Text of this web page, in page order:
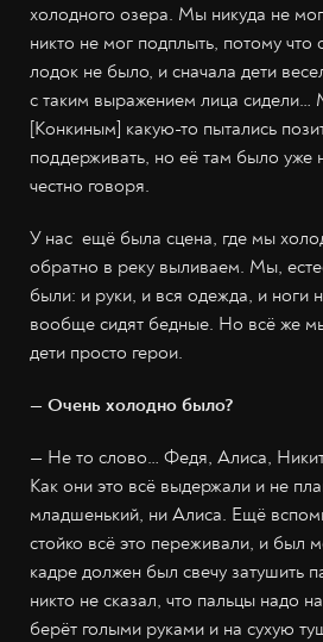
холодного озера. Мы никуда не
никто не мог подплыть, потому
лодок не было, и сначала дети
с таким выражением лица
[Конкиным] какую-то пытались
поддерживать, но её там было уже
честно говоря.
У нас ещё была сцена, где мы
обратно в реку выливаем. Мы,
были: и руки, и вся одежда, и ноги
вообще сидят бедные. Но всё же
дети просто герои.
— Очень холодно было?
— Не то слово… Федя, Алиса,
Как они это всё выдержали и не
младшенький, ни Алиса. Ещё
стойко всё это переживали, и был
кадре должен был свечу затушить
никто не сказал, что пальцы надо
берёт голыми руками и на сухую